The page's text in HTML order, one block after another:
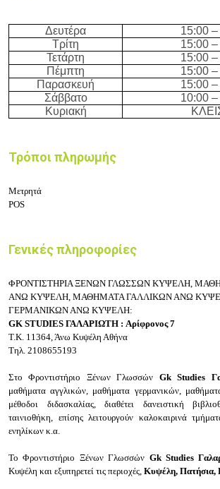
Δευτέρα 15:00 –
Τρίτη
15:00 –
Τετάρτη
15:00 –
Πέμπτη
15:00 –
Παρασκευή
15:00 –
Σάββατο
10:00 –
Κυριακή
Τρόποι πληρωμής
Μετρητά
POS
Γενικές πληροφορίες
ΦΡΟΝΤΙΣΤΗΡΙΑ ΞΕΝΩΝ ΓΛΩΣΣΩΝ ΚΥΨΕΛΗ,
ΑΝΩ ΚΥΨΕΛΗ, ΜΑΘΗΜΑΤΑ ΓΑΛΛΙΚΩΝ ΑΝΩ
ΓΕΡΜΑΝΙΚΩΝ ΑΝΩ ΚΥΨΕΛΗ:
GK STUDIES ΓΑΛΑΡΙΩΤΗ : Αρίφρονος 7
Τ.Κ. 11364, Άνω Κυψέλη Αθήνα
Τηλ. 2108655193
ΣτοΦροντιστήριο Ξένων Γλωσσών Gk Studies
μαθήματα αγγλικών, μαθήματα γερμανικών,
μέθοδοι διδασκαλίας, διαθέτει δανειστική
ταινιοθήκη, επίσης λειτουργούν καλοκαιρινά
ενηλίκων κ.α.
Το Φροντιστήριο Ξένων Γλωσσών Gk Studies
Κυψέλη και εξυπηρετεί τις περιοχές, Κυψέλη, Πατήσια,